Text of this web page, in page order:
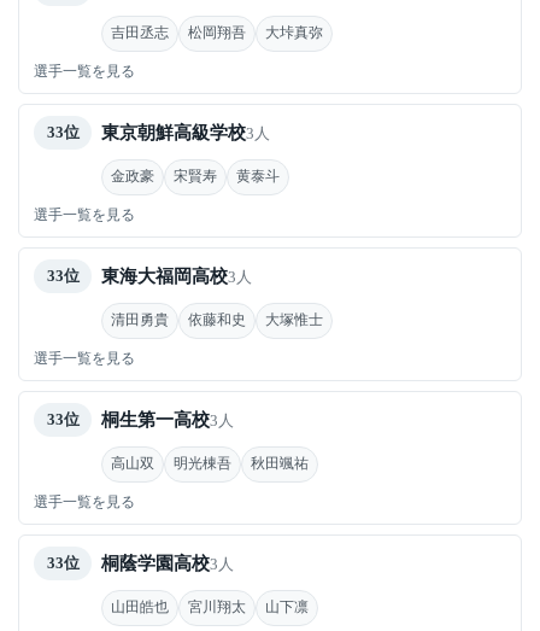
吉田丞志 松岡翔吾 大垰真弥
選手一覧を見る
33位 東京朝鮮高級学校3人
金政豪 宋賢寿 黄泰斗
選手一覧を見る
33位 東海大福岡高校3人
清田勇貴 依藤和史 大塚惟士
選手一覧を見る
33位 桐生第一高校3人
高山双 明光棟吾 秋田颯祐
選手一覧を見る
33位 桐蔭学園高校3人
山田皓也 宮川翔太 山下凛